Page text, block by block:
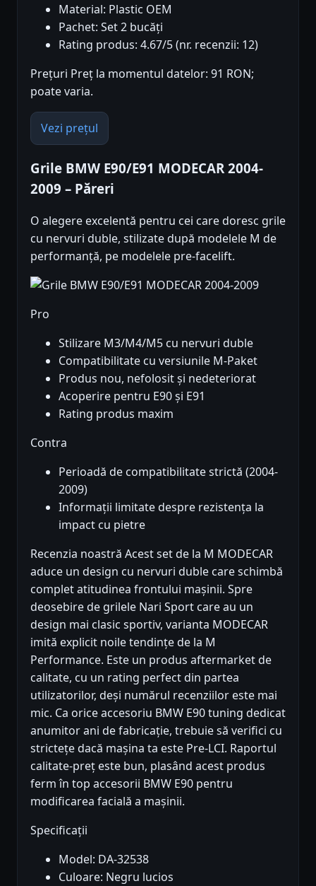
Material: Plastic OEM
Pachet: Set 2 bucăți
Rating produs: 4.67/5 (nr. recenzii: 12)
Prețuri Preț la momentul datelor: 91 RON;
poate varia.
Vezi prețul
Grile BMW E90/E91 MODECAR 2004-
2009 – Păreri
O alegere excelentă pentru cei care doresc grile
cu nervuri duble, stilizate după modelele M de
performanță, pe modelele pre-facelift.
Pro
Stilizare M3/M4/M5 cu nervuri duble
Compatibilitate cu versiunile M-Paket
Produs nou, nefolosit și nedeteriorat
Acoperire pentru E90 și E91
Rating produs maxim
Contra
Perioadă de compatibilitate strictă (2004-
2009)
Informații limitate despre rezistența la
impact cu pietre
Recenzia noastră Acest set de la M MODECAR
aduce un design cu nervuri duble care schimbă
complet atitudinea frontului mașinii. Spre
deosebire de grilele Nari Sport care au un
design mai clasic sportiv, varianta MODECAR
imită explicit noile tendințe de la M
Performance. Este un produs aftermarket de
calitate, cu un rating perfect din partea
utilizatorilor, deși numărul recenziilor este mai
mic. Ca orice accesoriu BMW E90 tuning dedicat
anumitor ani de fabricație, trebuie să verifici cu
strictețe dacă mașina ta este Pre-LCI. Raportul
calitate-preț este bun, plasând acest produs
ferm în top accesorii BMW E90 pentru
modificarea facială a mașinii.
Specificații
Model: DA-32538
Culoare: Negru lucios